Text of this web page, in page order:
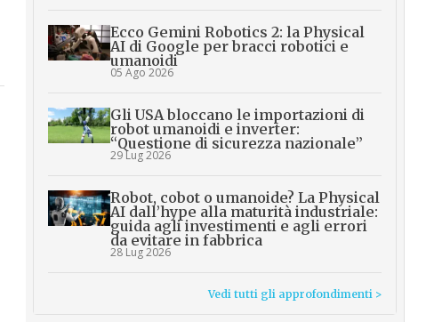
Ecco Gemini Robotics 2: la Physical
AI di Google per bracci robotici e
umanoidi
05 Ago 2026
Gli USA bloccano le importazioni di
robot umanoidi e inverter:
“Questione di sicurezza nazionale”
29 Lug 2026
Robot, cobot o umanoide? La Physical
AI dall’hype alla maturità industriale:
guida agli investimenti e agli errori
da evitare in fabbrica
28 Lug 2026
Vedi tutti gli approfondimenti >